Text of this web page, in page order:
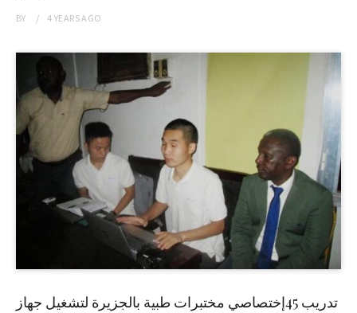
BY 4 YEARSAGO
تدريب 45إختصاصي مختبرات طبية بالجزيرة لتشغيل جهاز